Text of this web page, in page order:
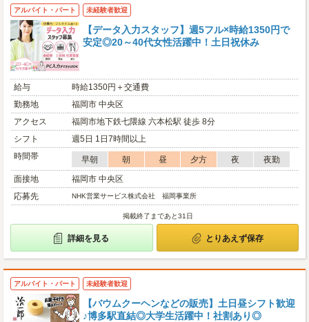
アルバイト・パート 未経験者歓迎
【データ入力スタッフ】週5フル×時給1350円で
安定◎20～40代女性活躍中！土日祝休み
給与
時給1350円＋交通費
勤務地
福岡市 中央区
アクセス
福岡市地下鉄七隈線 六本松駅 徒歩 8分
シフト
週5日 1日7時間以上
時間帯
早朝 朝 昼 夕方 夜
夜勤
面接地
福岡市 中央区
応募先
NHK営業サービス株式会社 福岡事業所
掲載終了まであと31日
詳細を見る とりあえず保存
アルバイト・パート 未経験者歓迎
【バウムクーヘンなどの販売】土日昼シフト歓迎
♪博多駅直結◎大学生活躍中！社割あり◎